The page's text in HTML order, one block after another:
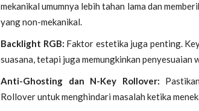
mekanikal umumnya lebih tahan lama dan
yang non-mekanikal.
Backlight RGB: Faktor estetika juga penting.
suasana, tetapi juga memungkinkan penyesuaian
Anti-Ghosting dan N-Key Rollover:
Rollover untuk menghindari masalah ketika